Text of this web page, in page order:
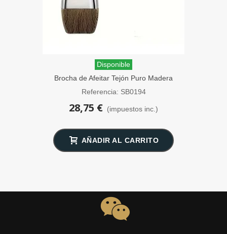
Disponible
Brocha de Afeitar Tejón Puro Madera
Geométrica SensaBien
Referencia: SB0194
28,75 € (impuestos inc.)
AÑADIR AL CARRITO